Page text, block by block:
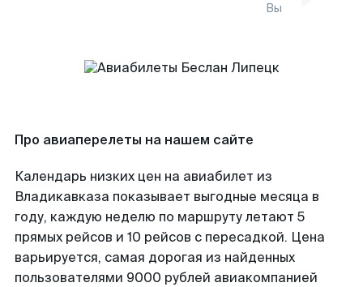
Вы
Про авиаперелеты на нашем сайте
Календарь низких цен на авиабилет из
Владикавказа показывает выгодные месяца в
году, каждую неделю по маршруту летают 5
прямых рейсов и 10 рейсов с пересадкой. Цена
варьируется, самая дорогая из найденных
пользователями 9000 рублей авиакомпанией